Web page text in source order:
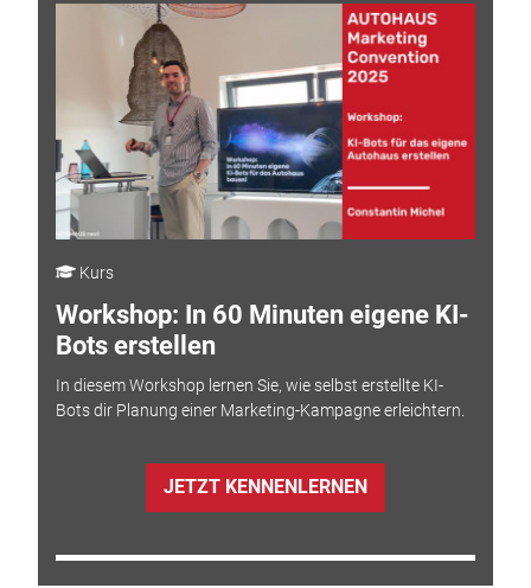
Kurs
Workshop: In 60 Minuten eigene KI-
Bots erstellen
In diesem Workshop lernen Sie, wie selbst erstellte KI-
Bots dir Planung einer Marketing-Kampagne erleichtern.
JETZT KENNENLERNEN